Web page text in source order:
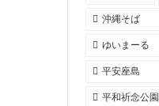
沖縄そば
ゆいまーる
平安座島
平和祈念公園